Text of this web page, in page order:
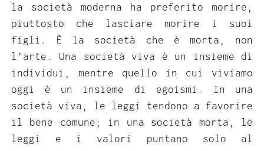
la società moderna ha preferito morire,
piuttosto che lasciare morire i suoi
figli. È la società che è morta, non
l’arte. Una società viva è un insieme di
individui, mentre quello in cui viviamo
oggi è un insieme di egoismi. In una
società viva, le leggi tendono a favorire
il bene comune; in una società morta, le
leggi e i valori puntano solo al